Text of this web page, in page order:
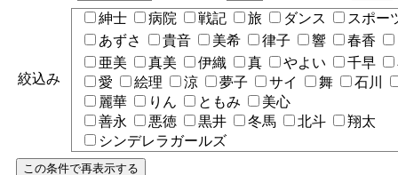
絞込み
紳士 病院 戦記 旅 ダンス
スポー
あずさ
貴音 美希 律子 響 春香
亜美
真美 伊織 真 やよい 千早
愛
絵理 涼 夢子 サイ 舞
石川
麗華
りん ともみ
美心
善永
悪徳 黒井 冬馬 北斗
翔太
シンデレラガールズ